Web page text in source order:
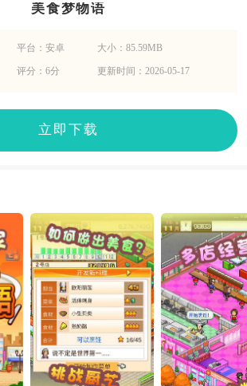
美食梦物语
平台：安卓 大小：85.59MB
评分：6分 更新时间：2026-05-17
立即下载